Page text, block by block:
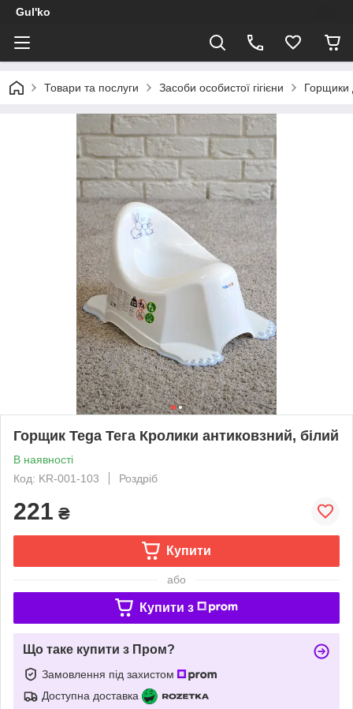
Gul'ko
Товари та послуги Засоби особистої гігієни Горщики
Горщик Tega Тега Кролики антиковзний, білий
В наявності
Код: KR-001-103
Роздріб
221 ₴
Купити
або
Купити з
Що таке купити з Пром?
Замовлення під захистом
Доступна доставка